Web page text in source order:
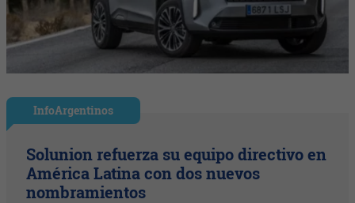
InfoArgentinos
Solunion refuerza su equipo directivo en
América Latina con dos nuevos
nombramientos